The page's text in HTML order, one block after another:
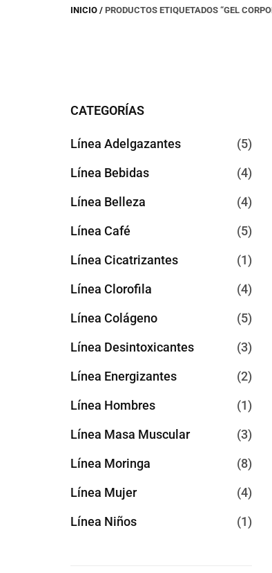
INICIO PRODUCTOS ETIQUETADOS “GEL
CATEGORÍAS
Línea Adelgazantes
5
Línea Bebidas
4
Línea Belleza
4
Línea Café
5
Línea Cicatrizantes
1
Línea Clorofila
4
Línea Colágeno
5
Línea Desintoxicantes
3
Línea Energizantes
2
Línea Hombres
1
Línea Masa Muscular
3
Línea Moringa
8
Línea Mujer
4
Línea Niños
1